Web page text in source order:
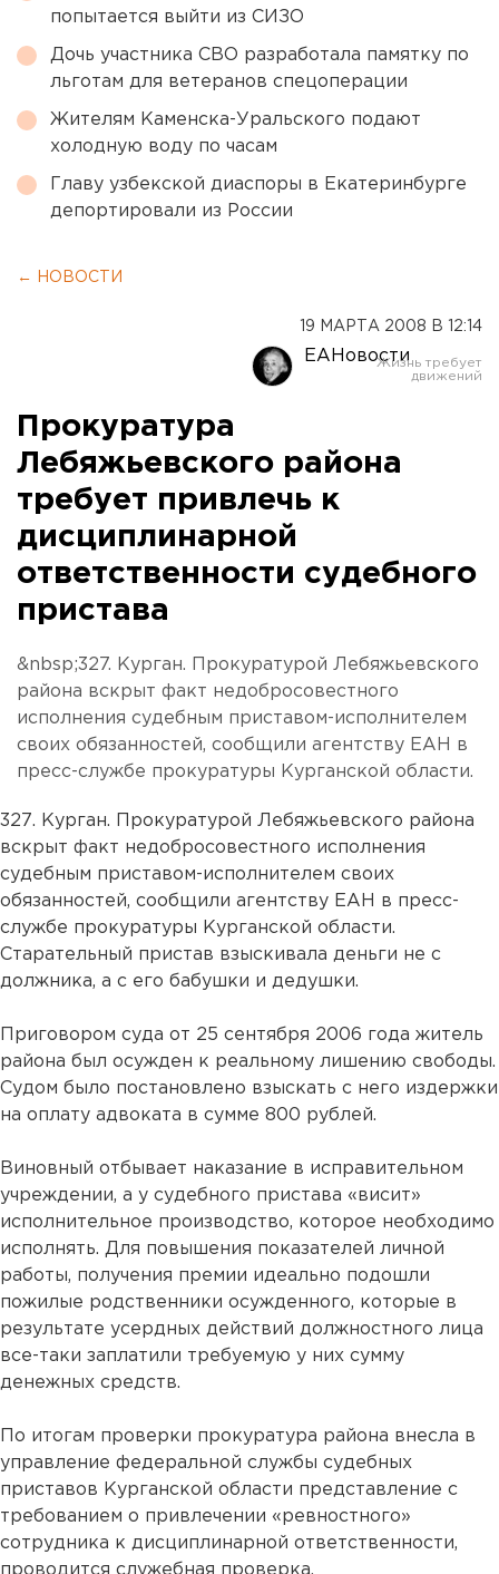
попытается выйти из СИЗО
Дочь участника СВО разработала памятку по
льготам для ветеранов спецоперации
Жителям Каменска-Уральского подают
холодную воду по часам
Главу узбекской диаспоры в Екатеринбурге
депортировали из России
← НОВОСТИ
19 МАРТА 2008 В 12:14
ЕАНовости
Прокуратура
Лебяжьевского района
требует привлечь к
дисциплинарной
ответственности судебного
пристава
&nbsp;327. Курган. Прокуратурой Лебяжьевского
района вскрыт факт недобросовестного
исполнения судебным приставом-исполнителем
своих обязанностей, сообщили агентству ЕАН в
пресс-службе прокуратуры Курганской области.
327. Курган. Прокуратурой Лебяжьевского района
вскрыт факт недобросовестного исполнения
судебным приставом-исполнителем своих
обязанностей, сообщили агентству ЕАН в пресс-
службе прокуратуры Курганской области.
Старательный пристав взыскивала деньги не с
должника, а с его бабушки и дедушки.
Приговором суда от 25 сентября 2006 года житель
района был осужден к реальному лишению свободы.
Судом было постановлено взыскать с него издержки
на оплату адвоката в сумме 800 рублей.
Виновный отбывает наказание в исправительном
учреждении, а у судебного пристава «висит»
исполнительное производство, которое необходимо
исполнять. Для повышения показателей личной
работы, получения премии идеально подошли
пожилые родственники осужденного, которые в
результате усердных действий должностного лица
все-таки заплатили требуемую у них сумму
денежных средств.
По итогам проверки прокуратура района внесла в
управление федеральной службы судебных
приставов Курганской области представление с
требованием о привлечении «ревностного»
сотрудника к дисциплинарной ответственности,
проводится служебная проверка.